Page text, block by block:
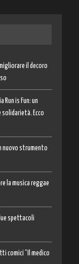
il decoro
Run is Fun: un
Ecco
nuovo strumento
la musica reggae
spettacoli
comici “Il medico